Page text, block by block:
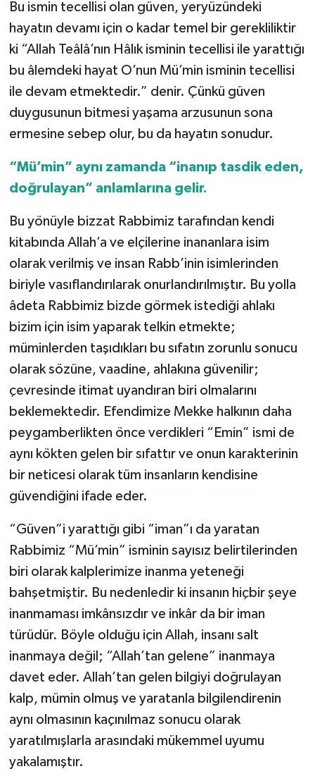
Bu ismin tecellisi olan güven, yeryüzündeki
hayatın devamı için o kadar temel bir gerekliliktir
ki “Allah Teâlâ’nın Hâlık isminin tecellisi ile yarattığı
bu âlemdeki hayat O’nun Mü’min isminin tecellisi
ile devam etmektedir.” denir. Çünkü güven
duygusunun bitmesi yaşama arzusunun sona
ermesine sebep olur, bu da hayatın sonudur.
“Mü’min” aynı zamanda “inanıp tasdik eden,
doğrulayan” anlamlarına gelir.
Bu yönüyle bizzat Rabbimiz tarafından kendi
kitabında Allah’a ve elçilerine inananlara isim
olarak verilmiş ve insan Rabb’inin isimlerinden
biriyle vasıflandırılarak onurlandırılmıştır. Bu yolla
âdeta Rabbimiz bizde görmek istediği ahlakı
bizim için isim yaparak telkin etmekte;
müminlerden taşıdıkları bu sıfatın zorunlu sonucu
olarak sözüne, vaadine, ahlakına güvenilir;
çevresinde itimat uyandıran biri olmalarını
beklemektedir. Efendimize Mekke halkının daha
peygamberlikten önce verdikleri “Emin” ismi de
aynı kökten gelen bir sıfattır ve onun karakterinin
bir neticesi olarak tüm insanların kendisine
güvendiğini ifade eder.
“Güven”i yarattığı gibi “iman”ı da yaratan
Rabbimiz “Mü’min” isminin sayısız belirtilerinden
biri olarak kalplerimize inanma yeteneği
bahşetmiştir. Bu nedenledir ki insanın hiçbir şeye
inanmaması imkânsızdır ve inkâr da bir iman
türüdür. Böyle olduğu için Allah, insanı salt
inanmaya değil; “Allah’tan gelene” inanmaya
davet eder. Allah’tan gelen bilgiyi doğrulayan
kalp, mümin olmuş ve yaratanla bilgilendirenin
aynı olmasının kaçınılmaz sonucu olarak
yaratılmışlarla arasındaki mükemmel uyumu
yakalamıştır.
Konya Müftülüğü
Kütahya Müftülüğü
Malatya Müftülüğü
Manisa Müftülüğü
Mardin Müftülüğü
Muğla Müftülüğü
Muş Müftülüğü
Nevşehir Müftülüğü
Niğde Müftülüğü
Ordu Müftülüğü
Rize Müftülüğü
Sakarya Müftülüğü
Samsun Müftülüğü
Siirt Müftülüğü
Sinop Müftülüğü
Sivas Müftülüğü
Şanlıurfa Müftülüğü
Tekirdağ Müftülüğü